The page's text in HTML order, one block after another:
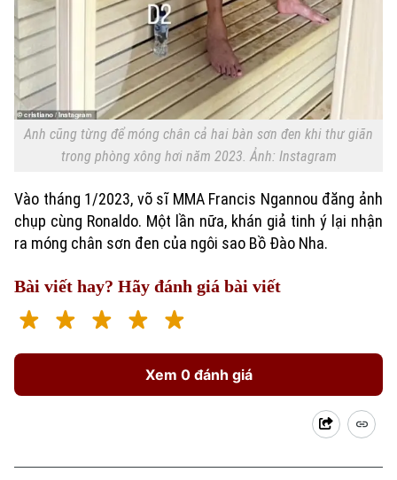
Chuyên mục
Anh cũng từng để móng chân cả hai bàn sơn đen khi thư giãn
trong phòng xông hơi năm 2023. Ảnh: Instagram
Vào tháng 1/2023, võ sĩ MMA Francis Ngannou đăng ảnh
chụp cùng Ronaldo. Một lần nữa, khán giả tinh ý lại nhận
ra móng chân sơn đen của ngôi sao Bồ Đào Nha.
Bài viết hay? Hãy đánh giá bài viết
Xem 0 đánh giá